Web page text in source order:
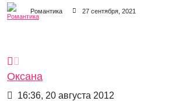
Романтика 27 сентября, 2021
Оксана
16:36, 20 августа 2012